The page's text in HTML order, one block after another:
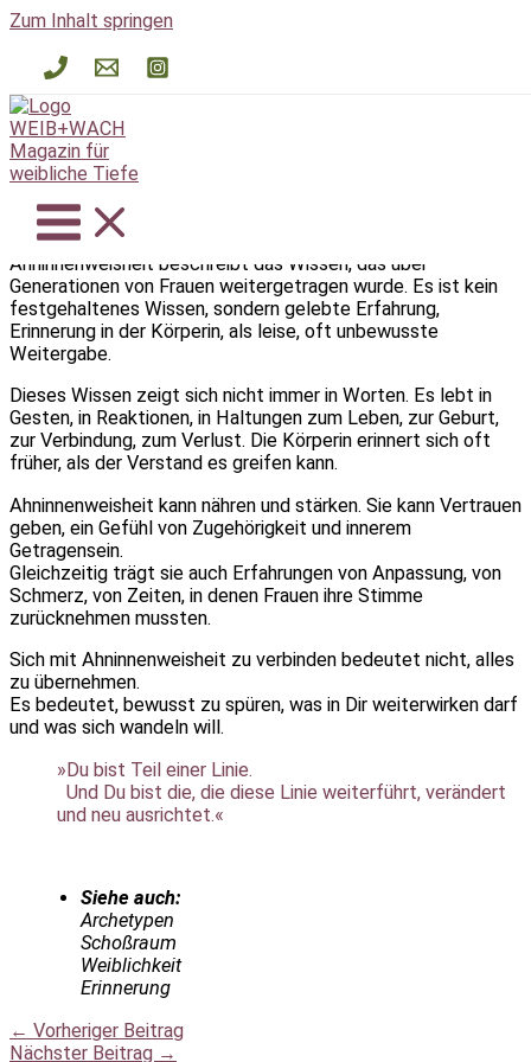
Zum Inhalt springen
Ahninnenweisheit
/A,WEIB.likon
WEIB.likon / A / Ahninnenweisheit
Ahninnenweisheit
Ahninnenweisheit beschreibt das Wissen, das über
Generationen von Frauen weitergetragen wurde. Es ist kein
festgehaltenes Wissen, sondern gelebte Erfahrung,
Erinnerung in der Körperin, als leise, oft unbewusste
Weitergabe.
Dieses Wissen zeigt sich nicht immer in Worten. Es lebt in
Gesten, in Reaktionen, in Haltungen zum Leben, zur Geburt,
zur Verbindung, zum Verlust. Die Körperin erinnert sich oft
früher, als der Verstand es greifen kann.
Ahninnenweisheit kann nähren und stärken. Sie kann Vertrauen
geben, ein Gefühl von Zugehörigkeit und innerem
Getragensein.
Gleichzeitig trägt sie auch Erfahrungen von Anpassung, von
Schmerz, von Zeiten, in denen Frauen ihre Stimme
zurücknehmen mussten.
Sich mit Ahninnenweisheit zu verbinden bedeutet nicht, alles
zu übernehmen.
Es bedeutet, bewusst zu spüren, was in Dir weiterwirken darf
und was sich wandeln will.
»Du bist Teil einer Linie.
Und Du bist die, die diese Linie weiterführt, verändert
und neu ausrichtet.«
Siehe auch:
Archetypen
Schoßraum
Weiblichkeit
Erinnerung
← Vorheriger Beitrag
Nächster Beitrag →